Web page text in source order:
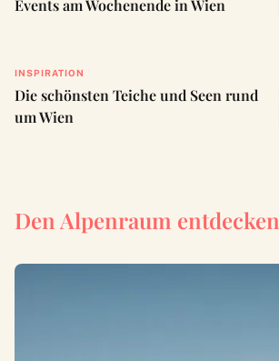
Events am Wochenende in Wien
INSPIRATION
Die schönsten Teiche und Seen rund
um Wien
Den Alpenraum entdecken